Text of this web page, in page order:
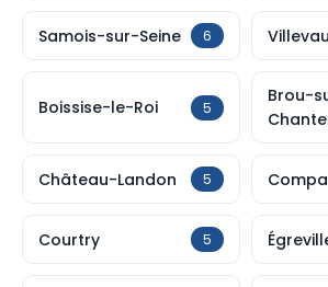
Samois-sur-Seine 6
Boissise-le-Roi 5
Brou-
Château-Landon 5
Courtry 5